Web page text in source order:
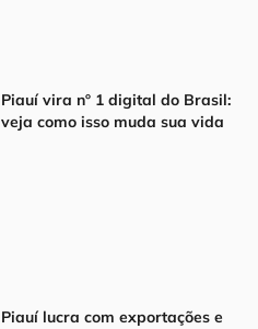
Piauí vira nº 1 digital do Brasil:
veja como isso muda sua vida
Piauí lucra com exportações e